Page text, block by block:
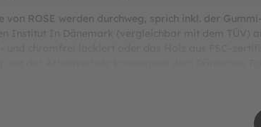
von ROSE werden durchweg, sprich inkl. der
(https://eng.mst.dk/) in Bezug auf die